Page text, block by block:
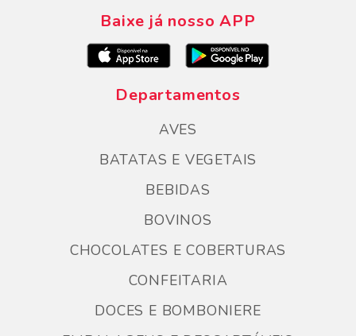
Baixe já nosso APP
Departamentos
AVES
BATATAS E VEGETAIS
BEBIDAS
BOVINOS
CHOCOLATES E COBERTURAS
CONFEITARIA
DOCES E BOMBONIERE